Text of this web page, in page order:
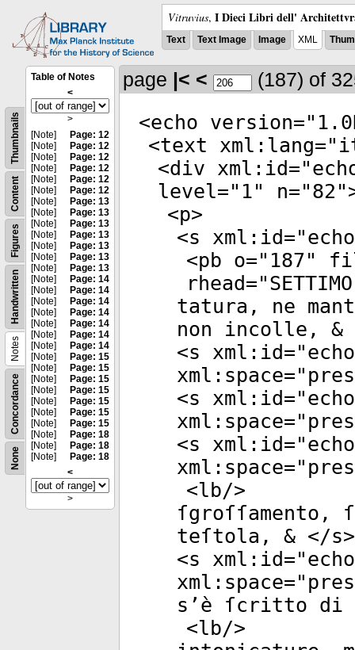
Vitruvius, I Dieci Libri dell'
Text Text Image Image XML
None
Concordance
Notes
Handwritten
Figures
Content
Thumbnails
Table of Notes
<
>
[Note]
Page: 12
[Note]
Page: 12
[Note]
Page: 12
[Note]
Page: 12
[Note]
Page: 12
[Note]
Page: 12
[Note]
Page: 13
[Note]
Page: 13
[Note]
Page: 13
[Note]
Page: 13
[Note]
Page: 13
[Note]
Page: 13
[Note]
Page: 13
[Note]
Page: 14
[Note]
Page: 14
[Note]
Page: 14
[Note]
Page: 14
[Note]
Page: 14
[Note]
Page: 14
[Note]
Page: 14
[Note]
Page: 15
[Note]
Page: 15
[Note]
Page: 15
[Note]
Page: 15
[Note]
Page: 15
[Note]
Page: 15
[Note]
Page: 15
[Note]
Page: 18
[Note]
Page: 18
[Note]
Page: 18
<
>
page |< < (187) of
<echo version="
<text xml:lang="
<div xml:id="
level=" 1" n="82
<p>
<s xml:id="
<pb o=" 187"
rhead="
tatura, ne
non incolle, &
<s xml:id="
xml:space="
<s xml:id="
xml:space="
<s xml:id="
xml:space="
<lb/>
teſtola, & </s>
<s xml:id="
xml:space="
s’è ſcritto di
<lb/>